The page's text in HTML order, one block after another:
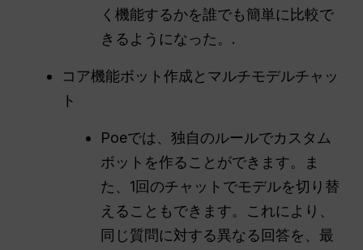
く機能するかを誰でも簡単に比較で
きるようになった。.
コア機能ボット作成とマルチモデルチャッ
ト
Poeでは、独自のルールでカスタム
ボットを作ることができます。ま
た、1回のチャットでモデルを切り替
えることもできます。これにより、
同じ質問に対する異なる回答を、最